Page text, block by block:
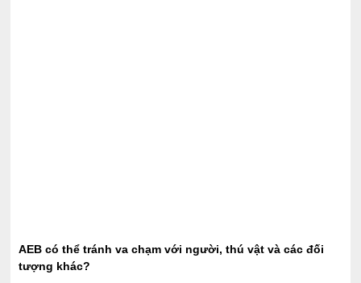
AEB có thể tránh va chạm với người, thú vật và các đối
tượng khác?